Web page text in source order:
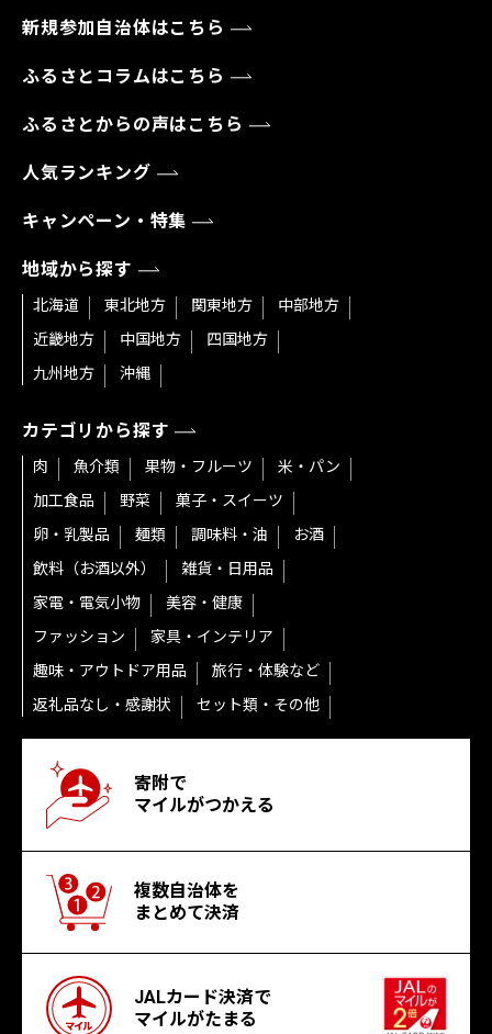
新規参加自治体はこちら
ふるさとコラムはこちら
ふるさとからの声はこちら
人気ランキング
キャンペーン・特集
地域から探す
北海道 東北地方 関東地方
中部地方
近畿地方
中国地方
四国地方
九州地方
沖縄
カテゴリから探す
肉 魚介類 果物・フルーツ
米・パン
加工食品
野菜
菓子・スイーツ
卵・乳製品
麺類 調味料・油
お酒
飲料（お酒以外）
雑貨・日用品
家電・電気小物
美容・健康
ファッション
家具・インテリア
趣味・アウトドア用品
旅行・体験など
返礼品なし・感謝状
セット類・その他
寄附で
マイルがつかえる
複数自治体を
まとめて決済
JALカード決済で
マイルがたまる